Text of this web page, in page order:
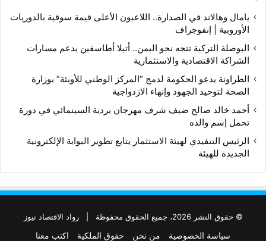
يامال وهالاند في الصدارة.. اللاعبون الأعلى قيمة سوقية بالدوريات
الأوروبية | إنفوجراف
البوصلة التركية تتجه نحو اليمن.. أتيلا أطاسفين يدعم مسارات
الشراكة الاقتصادية والاستثمارية
الطراونة يدعو الحكومة لدمج “المركز الوطني للأوبئة” بوزارة
الصحة لتوحيد الجهود وإنهاء الازدواجية
أحمد خالد صالح ضيف شرف مهرجان بردية السينمائي في دورة
تحمل إسم والده
الرئيس التنفيذي لهيئة الاستثمار يتابع تطوير البوابة الإلكترونية
الجديدة للهيئة
© حقوق النشر 2026، جميع الحقوق محفوظة | رواد الاقتصاد نيوز
سياسة الخصوصية من نحن حقوق الملكية اكتب معنا